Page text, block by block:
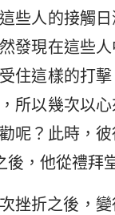
些人的接觸
發現在這些
住這樣的打
所以幾次以
呢？此時，
，他從禮拜
挫折之後，